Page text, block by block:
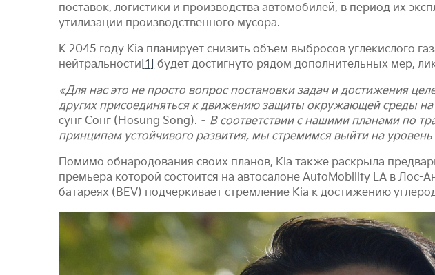
поставок, логистики и производства автомобилей, в период их
утилизации производственного мусора.
К 2045 году Kia планирует снизить объем выбросов углекислого
нейтральности [1]
будет достигнуто рядом дополнительных мер,
«Для нас это не просто вопрос постановки задач и достижения
других присоединяться к движению защиты окружающей среды на
сунг Сонг (Hosung Song). – В соответствии с нашими планами по
принципам устойчивого развития, мы стремимся выйти на
Помимо обнародования своих планов, Kia также раскрыла
премьера которой состоится на автосалоне AutoMobility LA в
батареях (BEV) подчеркивает стремление Kia к достижению